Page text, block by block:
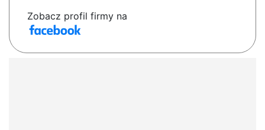
Zobacz profil firmy na